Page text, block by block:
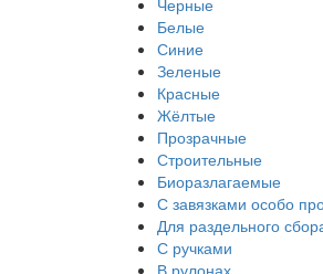
Белые
Синие
Зеленые
Красные
Жёлтые
Прозрачные
Строительные
Биоразлагаемые
С завязками особо
Для раздельного
С ручками
В рулонах